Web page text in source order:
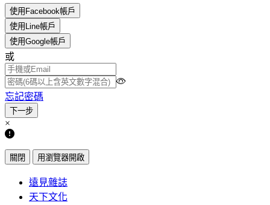
使用Facebook帳戶
使用Line帳戶
使用Google帳戶
或
忘記密碼
×
關閉 用瀏覽器開啟
遠見雜誌
天下文化